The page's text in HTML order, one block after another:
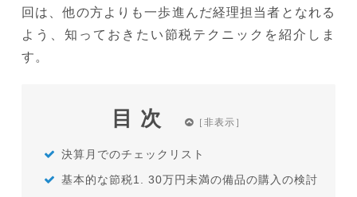
回は、他の方よりも一歩進んだ経理担当者となれる
よう、知っておきたい節税テクニックを紹介しま
す。
目次
決算月でのチェックリスト
基本的な節税1. 30万円未満の備品の購入の検討